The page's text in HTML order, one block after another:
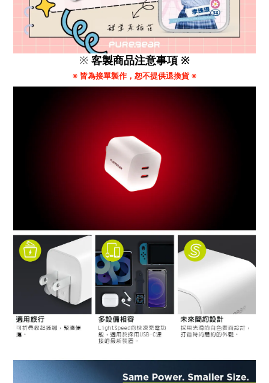
※ 客製商品注意事項 ※
※ 皆為接單製作，恕不提供退換貨 ※